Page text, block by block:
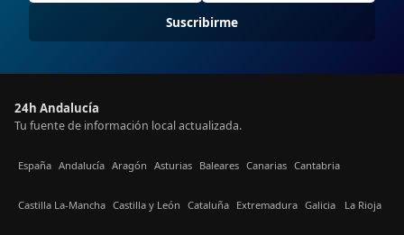
Suscribirme
24h Andalucía
Tu fuente de información local actualizada.
España Andalucía Aragón Asturias Baleares Canarias Cantabria
Castilla La-Mancha Castilla y León Cataluña Extremadura Galicia La Rioja